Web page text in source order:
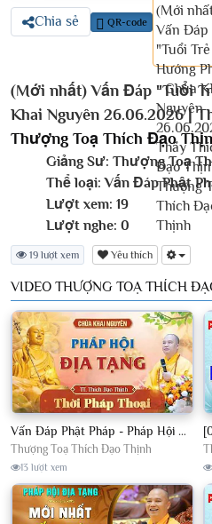
Chia sẻ QR-code
(Mới nhất) Vấn Đáp "Tuổi
Khai Nguyên 26.06.2026 |
Thượng Toạ Thích Đạo
Giảng Sư: Thượng Toạ
Thể loại: Vấn Đáp Phật
Lượt xem: 19
Lượt nghe: 0
19 lượt xem Yêu thích
VIDEO THƯỢNG TOẠ THÍCH
Vấn Đáp Phật Pháp - Pháp Hội Địa Tạng Ngày 01/08/2026│TT. Thích Đạo Thịnh
Thượng Toạ Thích Đạo Thịnh
13 lượt xem